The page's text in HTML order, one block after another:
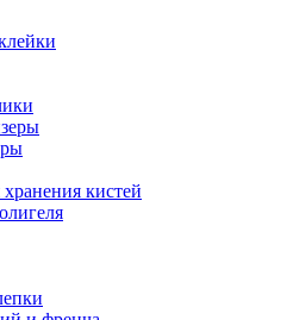
кистей